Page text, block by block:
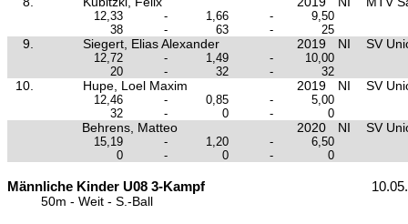
12,33 - 1,66 -
9,50
38
- 63 - 25
9. Siegert, Elias Alexander 2019 NI SV
12,72 - 1,49 -
10,00
20
- 32 - 32
10. Hupe, Loel Maxim 2019 NI SV
12,46 - 0,85 -
5,00
32
- 0 - 0
Behrens, Matteo 2020 NI SV
15,19 - 1,20 -
6,50
0
- 0 - 0
Männliche Kinder U08 3-Kampf
50m - Weit - S.-Ball